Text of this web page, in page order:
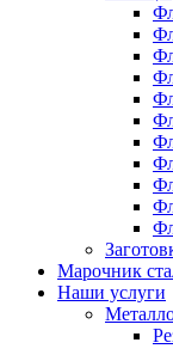
Марочник
Наши услуги